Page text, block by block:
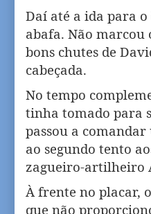
Daí até a ida para
abafa. Não marcou
bons chutes de
cabeçada.
No tempo
tinha tomado para
passou a
ao segundo tento
zagueiro-artilheiro
À frente no placar,
que não